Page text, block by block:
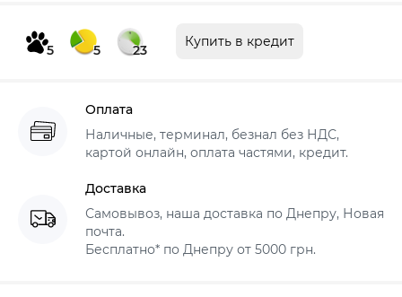
5 5 23
Купить в кредит
Оплата
Наличные, терминал, безнал без НДС,
картой онлайн, оплата частями, кредит.
Доставка
Самовывоз, наша доставка по Днепру, Новая
почта.
Бесплатно* по Днепру от 5000 грн.